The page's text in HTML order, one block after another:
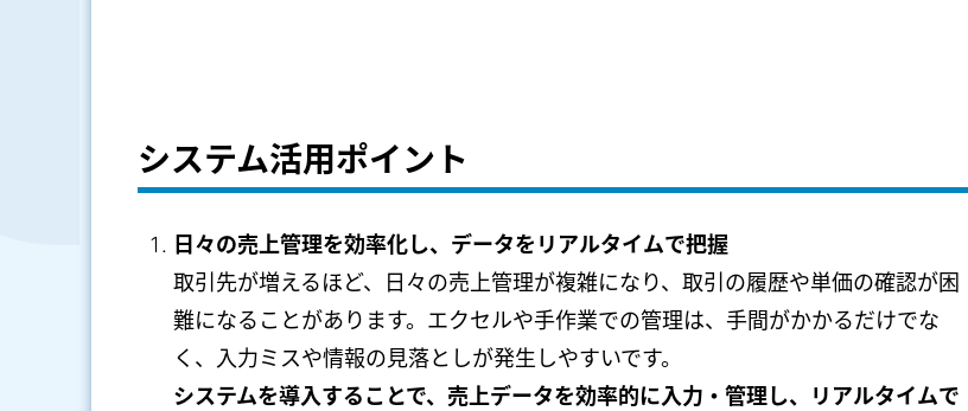
システム活用ポイント
日々の売上管理を効率化し、データをリアルタイムで把握
取引先が増えるほど、日々の売上管理が複雑になり、取引の履歴や単価の確認が困
難になることがあります。エクセルや手作業での管理は、手間がかかるだけでな
く、入力ミスや情報の見落としが発生しやすいです。
システムを導入することで、売上データを効率的に入力・管理し、リアルタイムで